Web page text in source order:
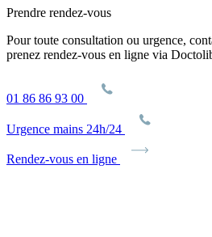
Prendre rendez-vous
Pour toute consultation ou urgence,
prenez rendez-vous en ligne via
01 86 86 93 00
Urgence mains 24h/24
Rendez-vous en ligne